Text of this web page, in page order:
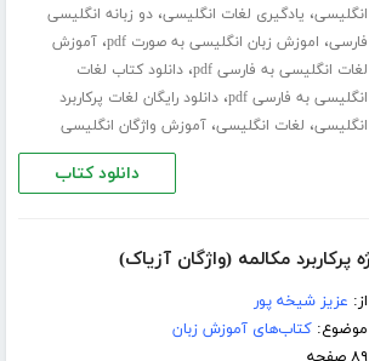
انگلیسی، یادگیری لغات انگلیسی،دو زبانه انگلیسی
فارسی، اموزش زبان انگلیسی به صورت pdf ،آموزش
لغات انگلیسی به فارسی pdf
،دانلود کتاب لغات
انگلیسی به فارسی pdf
،دانلود رایگان لغات پرکاربرد
انگلیسی، لغات انگلیسی،آموزش واژگان انگلیسی
دانلود کتاب
از: عزیز شیخه پور
موضوع:کتاب‌های آموزش زبان